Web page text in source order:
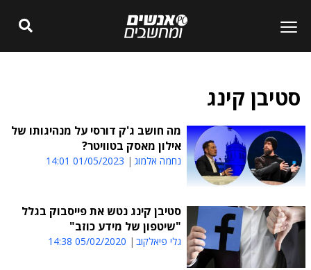
סטיבן קינג
מה חושב ג'ק דורסי על מנהיגותו של
אילון מאסק בטוויטר?
נחמה אלמוג 01/05/2023 14:01
סטיבן קינג נטש את פייסבוק בגלל
"שיטפון של מידע כוזב"
גלי פיאלקוב 05/02/2020 14:38